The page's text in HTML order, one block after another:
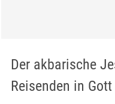
Der akbarische
Reisenden in